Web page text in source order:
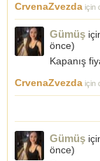
CrvenaZvezda için
Gümüş
önce)
Kapanış
CrvenaZvezda için
Gümüş
önce)